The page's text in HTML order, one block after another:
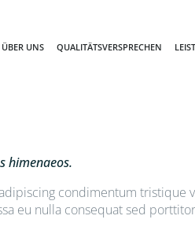
ÜBER UNS QUALITÄTSVERSPRECHEN
himenaeos.
condimentum tristique
eu nulla consequat sed